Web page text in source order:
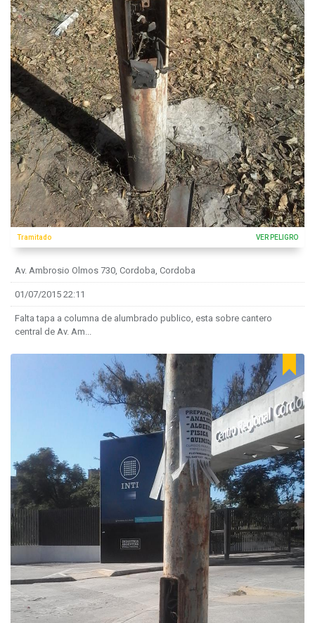
Tramitado VER PELIGRO
Av. Ambrosio Olmos 730, Cordoba, Cordoba
01/07/2015 22:11
Falta tapa a columna de alumbrado publico, esta sobre cantero
central de Av. Am...